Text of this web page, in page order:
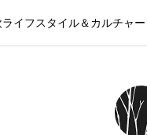
イフスタイル＆カルチャー